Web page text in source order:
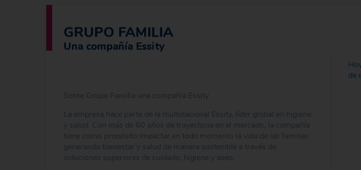
GRUPO FAMILIA
Una compañía Essity
Sobre Grupo Familia una compañía Essity
La empresa hace parte de la multinacional Essity, líder global en higiene
y salud. Con más de 60 años de trayectoria en el mercado, la compañía
tiene como propósito impactar en todo momento la vida de las familias
generando bienestar y salud de manera sostenible a través de
soluciones superiores de cuidado, higiene y aseo.
de